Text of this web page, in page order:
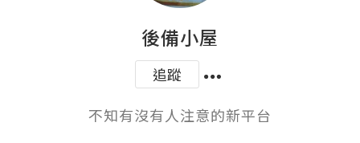
後備小屋
追蹤
不知有沒有人注意的新平台